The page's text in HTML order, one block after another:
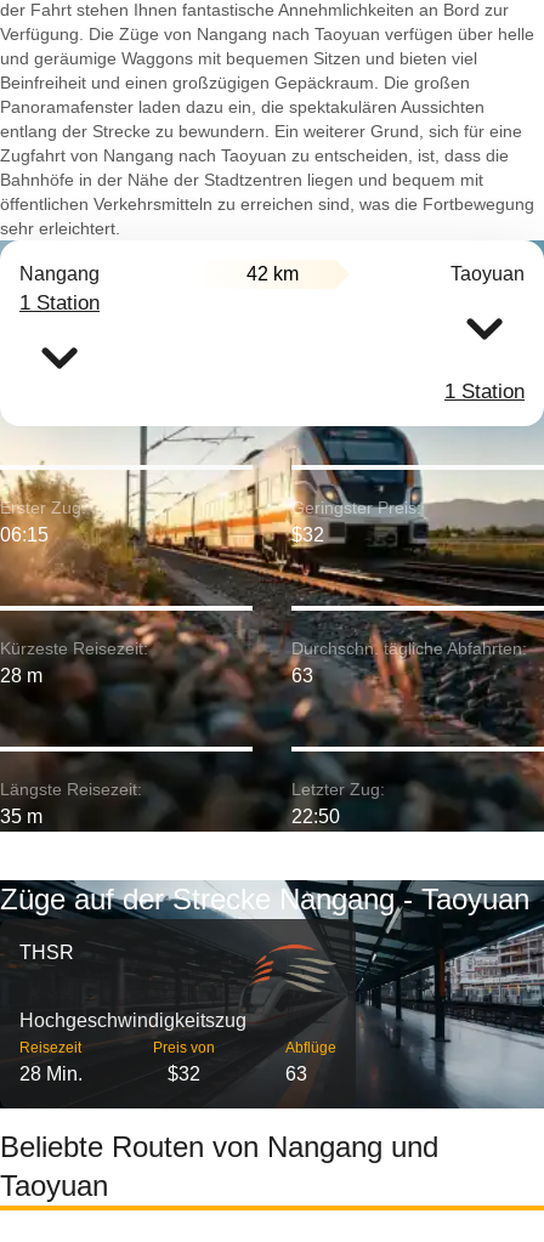
der Fahrt stehen Ihnen fantastische Annehmlichkeiten an Bord zur
Verfügung. Die Züge von Nangang nach Taoyuan verfügen über helle
und geräumige Waggons mit bequemen Sitzen und bieten viel
Beinfreiheit und einen großzügigen Gepäckraum. Die großen
Panoramafenster laden dazu ein, die spektakulären Aussichten
entlang der Strecke zu bewundern. Ein weiterer Grund, sich für eine
Zugfahrt von Nangang nach Taoyuan zu entscheiden, ist, dass die
Bahnhöfe in der Nähe der Stadtzentren liegen und bequem mit
öffentlichen Verkehrsmitteln zu erreichen sind, was die Fortbewegung
sehr erleichtert.
Nangang 42 km Taoyuan
1 Station
1 Station
Kürzeste Reisezeit:
28 m
Erster Zug:
06:15
Längste Reisezeit:
35 m
Geringster Preis:
$32
Durchschn. tägliche Abfahrten:
63
Letzter Zug:
22:50
Züge auf der Strecke Nangang - Taoyuan
THSR
Hochgeschwindigkeitszug
Reisezeit
28 Min.
Preis von
$32
Abflüge
63
Beliebte Routen von Nangang und
Taoyuan